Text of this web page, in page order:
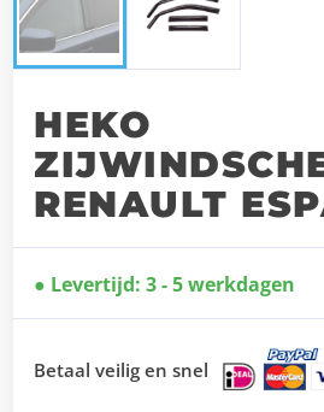
HEKO
RENAULT
Levertijd: 3 - 5 werkdagen
Betaal veilig en snel